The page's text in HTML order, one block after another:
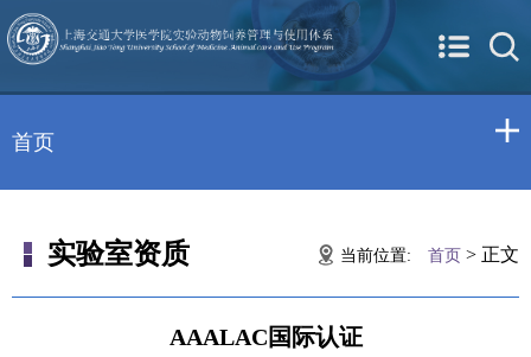
首页
实验室资质 当前位置: 首页 > 正文
AAALAC国际认证